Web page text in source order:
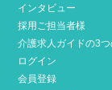
インタビュー
採用ご担当者様
介護求人ガイドの3つ
ログイン
会員登録